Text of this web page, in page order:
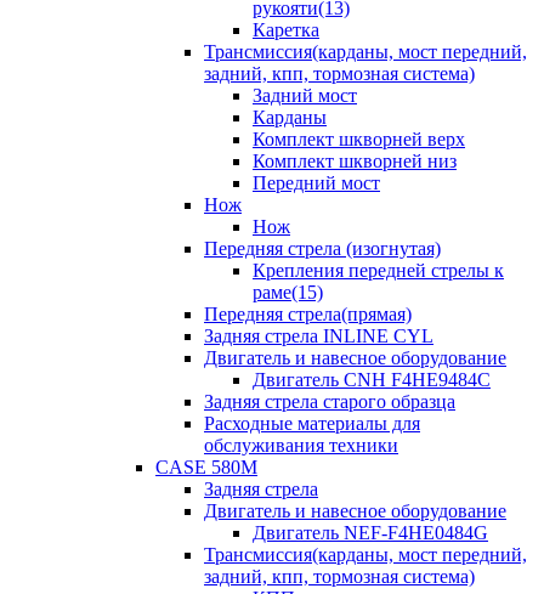
рукояти(13)
Каретка
Трансмиссия(карданы, мост передний,
задний, кпп, тормозная система)
Задний мост
Карданы
Комплект шкворней верх
Комплект шкворней низ
Передний мост
Нож
Нож
Передняя стрела (изогнутая)
Крепления передней стрелы к
раме(15)
Передняя стрела(прямая)
Задняя стрела INLINE CYL
Двигатель и навесное оборудование
Двигатель CNH F4HE9484C
Задняя стрела старого образца
Расходные материалы для
обслуживания техники
CASE 580M
Задняя стрела
Двигатель и навесное оборудование
Двигатель NEF-F4HE0484G
Трансмиссия(карданы, мост передний,
задний, кпп, тормозная система)